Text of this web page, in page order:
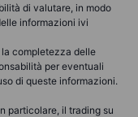
di valutare, in modo
informazioni ivi
completezza delle
per eventuali
di queste informazioni.
particolare, il trading su